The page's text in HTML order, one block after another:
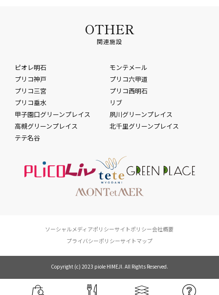
OTHER
関連施設
ピオレ明石
モンテメール
プリコ神戸
プリコ六甲道
プリコ三宮
プリコ西明石
プリコ垂水
リブ
甲子園口グリーンプレイス
夙川グリーンプレイス
高槻グリーンプレイス
北千里グリーンプレイス
テテ名谷
ソーシャルメディアポリシーサイトポリシー会社概要
プライバシーポリシーサイトマップ
Copyright (c) 2023 piole HIMEJI. All Rights Reserved.